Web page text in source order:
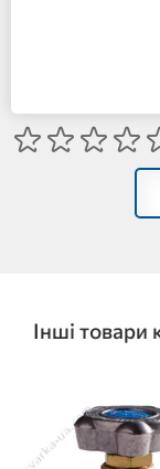
Інші товари